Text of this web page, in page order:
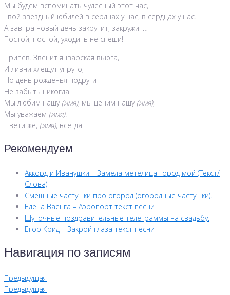
Мы будем вспоминать чудесный этот час,
Твой звездный юбилей в сердцах у нас, в сердцах у нас.
А завтра новый день закрутит, закружит…
Постой, постой, уходить не спеши!
Припев. Звенит январская вьюга,
И ливни хлещут упруго,
Но день рожденья подруги
Не забыть никогда.
Мы любим нашу (имя), мы ценим нашу (имя),
Мы уважаем (имя).
Цвети же, (имя), всегда.
Рекомендуем
Аккорд и Иванушки – Замела метелица город мой (Текст/
Слова)
Смешные частушки про огород (огородные частушки).
Елена Ваенга – Аэропорт текст песни
Шуточные поздравительные телеграммы на свадьбу.
Егор Крид – Закрой глаза текст песни
Навигация по записям
Предыдущая
Предыдущая